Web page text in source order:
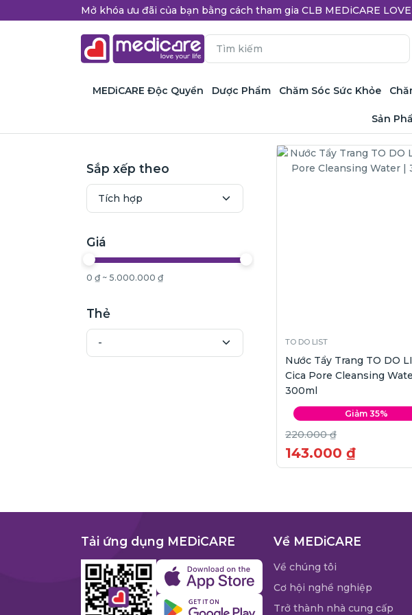
Mở khóa ưu đãi của bạn bằng cách tham gia CLB MEDiCARE LOVE
MEDiCARE Độc Quyền Dược Phẩm Chăm Sóc Sức Khỏe
Sản
Sắp xếp theo
Giá
0 ₫ ~ 5.000.000 ₫
Thẻ
TO DO LIST
Nước Tẩy Trang TO DO
Cica Pore Cleansing
300ml
Giảm 35%
220.000 ₫
143.000 ₫
Tải ứng dụng MEDiCARE Về MEDiCARE
Về chúng tôi
Cơ hội nghề nghiệp
Trở thành nhà cung cấp